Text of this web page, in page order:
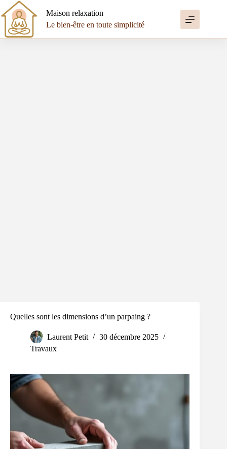
Passer
au
contenu
Maison relaxation
Le bien-être en toute simplicité
Quelles sont les dimensions d’un parpaing ?
Laurent Petit
30 décembre 2025
Travaux